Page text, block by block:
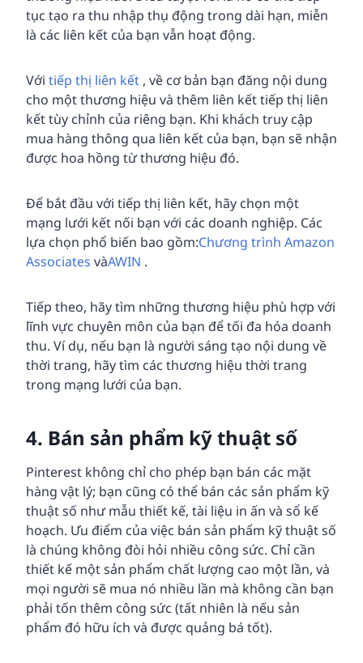
tục tạo ra thu nhập thụ động trong dài hạn, miễn
là các liên kết của bạn vẫn hoạt động.
Với tiếp thị liên kết , về cơ bản bạn đăng nội dung
cho một thương hiệu và thêm liên kết tiếp thị liên
kết tùy chỉnh của riêng bạn. Khi khách truy cập
mua hàng thông qua liên kết của bạn, bạn sẽ nhận
được hoa hồng từ thương hiệu đó.
Để bắt đầu với tiếp thị liên kết, hãy chọn một
mạng lưới kết nối bạn với các doanh nghiệp. Các
lựa chọn phổ biến bao gồm:Chương trình Amazon
Associates vàAWIN .
Tiếp theo, hãy tìm những thương hiệu phù hợp với
lĩnh vực chuyên môn của bạn để tối đa hóa doanh
thu. Ví dụ, nếu bạn là người sáng tạo nội dung về
thời trang, hãy tìm các thương hiệu thời trang
trong mạng lưới của bạn.
4. Bán sản phẩm kỹ thuật số
Pinterest không chỉ cho phép bạn bán các mặt
hàng vật lý; bạn cũng có thể bán các sản phẩm kỹ
thuật số như mẫu thiết kế, tài liệu in ấn và sổ kế
hoạch. Ưu điểm của việc bán sản phẩm kỹ thuật số
là chúng không đòi hỏi nhiều công sức. Chỉ cần
thiết kế một sản phẩm chất lượng cao một lần, và
mọi người sẽ mua nó nhiều lần mà không cần bạn
phải tốn thêm công sức (tất nhiên là nếu sản
phẩm đó hữu ích và được quảng bá tốt).